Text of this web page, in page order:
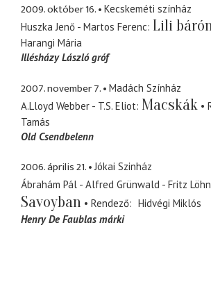
2009. október 16.
Kecskeméti színház
Huszka Jenő - Martos Ferenc Lili
Harangi Mária
Illésházy László gróf
2007. november 7.
Madách Színház
A.Lloyd Webber - T.S. Eliot Macskák
Tamás
Old Csendbelenn
2006. április 21.
Jókai Szinház
Ábrahám Pál - Alfred Grünwald - Fritz
Savoyban
Rendező
Hidvégi Miklós
Henry De Faublas márki